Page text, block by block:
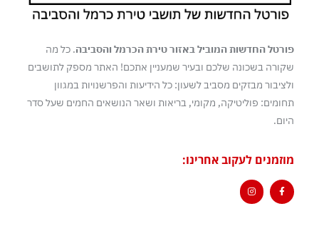
פורטל החדשות המוביל באזור טירת הכרמל והסביבה. כל מה
שקורה בשכונה שלכם ובעיר שמעניין אתכם! האתר מספק לתושבים
ולציבור מבזקים מסביב לשעון: כל הידיעות והפרשנויות במגוון
תחומים: פוליטיקה, מקומי, בריאות ושאר הנושאים החמים שעל סדר
היום.
מוזמנים לעקוב אחרינו: